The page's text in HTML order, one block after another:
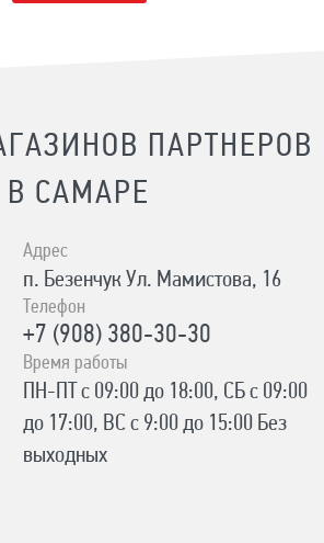
ПАРТНЕРОВ
В САМАРЕ
Адрес
п. Безенчук Ул. Мамистова, 16
Телефон
+7 (908) 380-30-30
Время работы
ПН-ПТ с 09:00 до 18:00, СБ с 09:00
до 17:00, ВС с 9:00 до 15:00 Без
выходных